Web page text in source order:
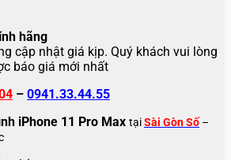
hãng
cập nhật giá kịp. Quý khách vui lòng
báo giá mới nhất
– 0941.33.44.55
iPhone 11 Pro Max tạiSài Gòn Số –